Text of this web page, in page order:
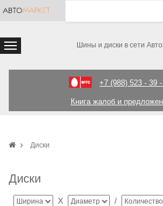
Шины и диски в сети
+7 (988) 523 - 39
Книга жалоб и
Диски
Диски
X /